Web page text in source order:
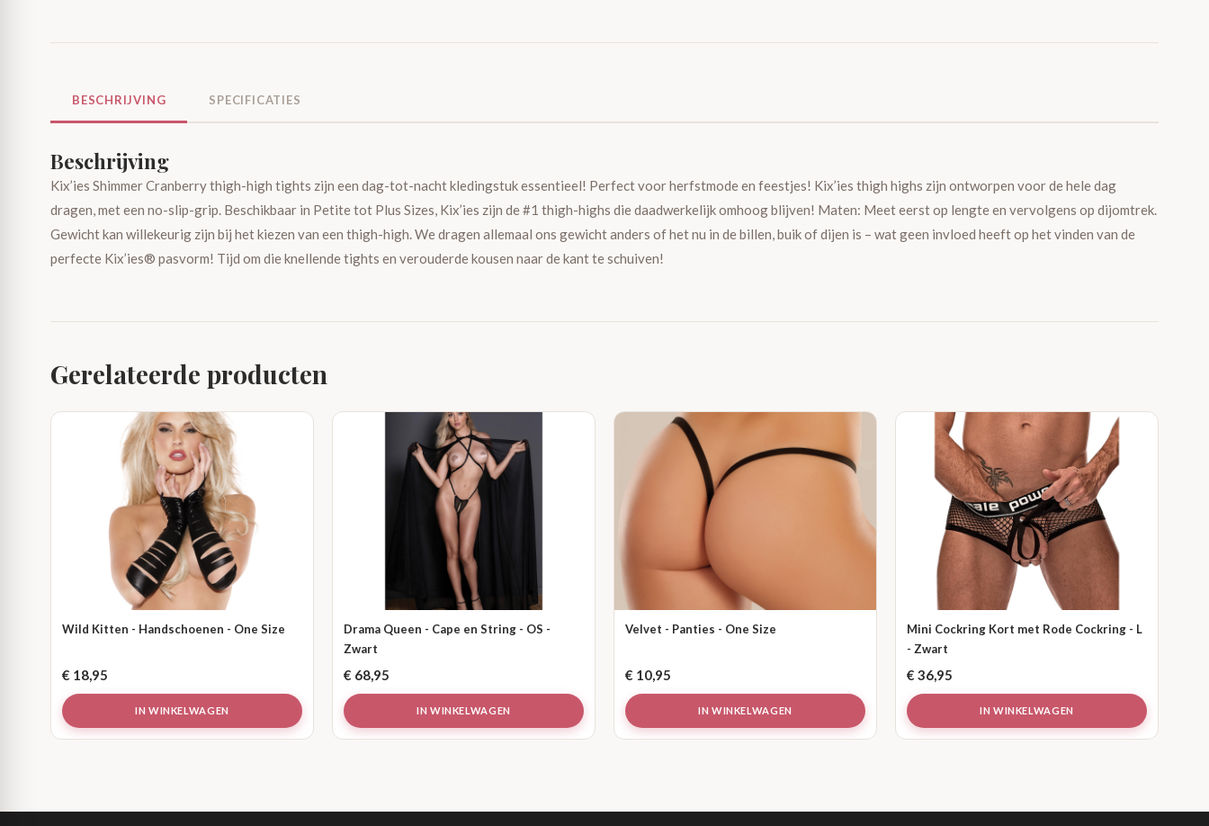
BESCHRIJVING SPECIFICATIES
Beschrijving
Kix’ies Shimmer Cranberry thigh-high tights zijn een dag-tot-nacht kledingstuk essentieel! Perfect voor herfstmode en feestjes! Kix’ies thigh highs zijn ontworpen voor de hele dag
dragen, met een no-slip-grip. Beschikbaar in Petite tot Plus Sizes, Kix’ies zijn de #1 thigh-highs die daadwerkelijk omhoog blijven! Maten: Meet eerst op lengte en vervolgens op dijomtrek.
Gewicht kan willekeurig zijn bij het kiezen van een thigh-high. We dragen allemaal ons gewicht anders of het nu in de billen, buik of dijen is – wat geen invloed heeft op het vinden van de
perfecte Kix’ies® pasvorm! Tijd om die knellende tights en verouderde kousen naar de kant te schuiven!
Gerelateerde producten
Wild Kitten - Handschoenen - One Size
€ 18,95
IN WINKELWAGEN
Drama Queen - Cape en String - OS -
Zwart
€ 68,95
IN WINKELWAGEN
Velvet - Panties - One Size
€ 10,95
IN WINKELWAGEN
Mini Cockring Kort met Rode Cockring - L
- Zwart
€ 36,95
IN WINKELWAGEN